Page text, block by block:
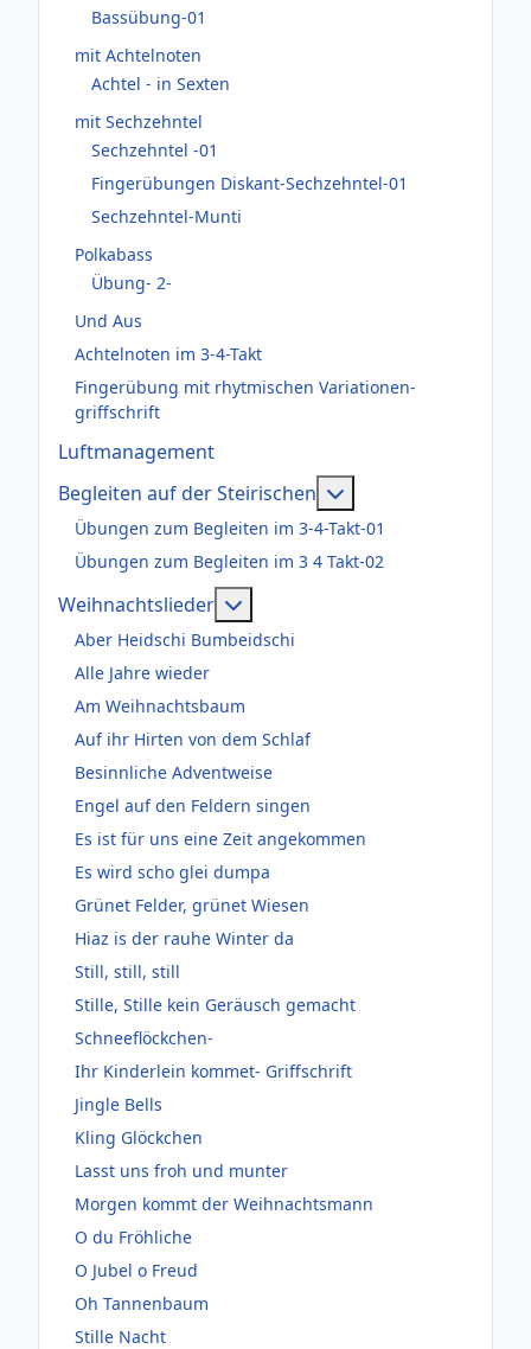
Bassübung-01
mit Achtelnoten
Achtel - in Sexten
mit Sechzehntel
Sechzehntel -01
Fingerübungen Diskant-Sechzehntel-01
Sechzehntel-Munti
Polkabass
Übung- 2-
Und Aus
Achtelnoten im 3-4-Takt
Fingerübung mit rhytmischen Variationen-
griffschrift
Luftmanagement
Begleiten auf der Steirischen
Übungen zum Begleiten im 3-4-Takt-01
Übungen zum Begleiten im 3 4 Takt-02
Weihnachtslieder
Aber Heidschi Bumbeidschi
Alle Jahre wieder
Am Weihnachtsbaum
Auf ihr Hirten von dem Schlaf
Besinnliche Adventweise
Engel auf den Feldern singen
Es ist für uns eine Zeit angekommen
Es wird scho glei dumpa
Grünet Felder, grünet Wiesen
Hiaz is der rauhe Winter da
Still, still, still
Stille, Stille kein Geräusch gemacht
Schneeflöckchen-
Ihr Kinderlein kommet- Griffschrift
Jingle Bells
Kling Glöckchen
Lasst uns froh und munter
Morgen kommt der Weihnachtsmann
O du Fröhliche
O Jubel o Freud
Oh Tannenbaum
Stille Nacht